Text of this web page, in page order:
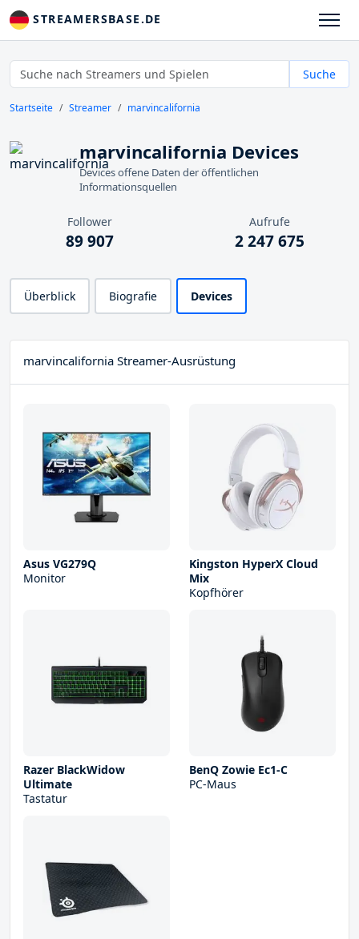
STREAMERSBASE.DE
Suche
Startseite Streamer marvincalifornia
marvincalifornia Devices
Devices offene Daten der öffentlichen
Informationsquellen
Follower
89 907
Aufrufe
2 247 675
Überblick Biografie Devices
marvincalifornia Streamer-Ausrüstung
Asus VG279Q
Monitor
Kingston HyperX Cloud
Mix
Kopfhörer
Razer BlackWidow
Ultimate
Tastatur
BenQ Zowie Ec1-C
PC-Maus